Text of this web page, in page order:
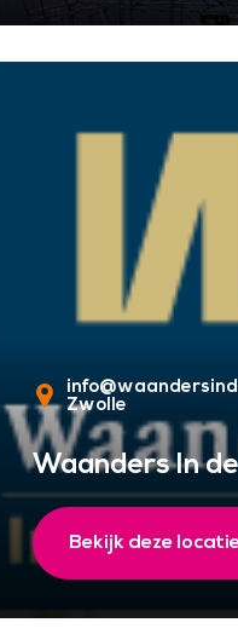
Zwolle
Waanders In
Bekijk deze